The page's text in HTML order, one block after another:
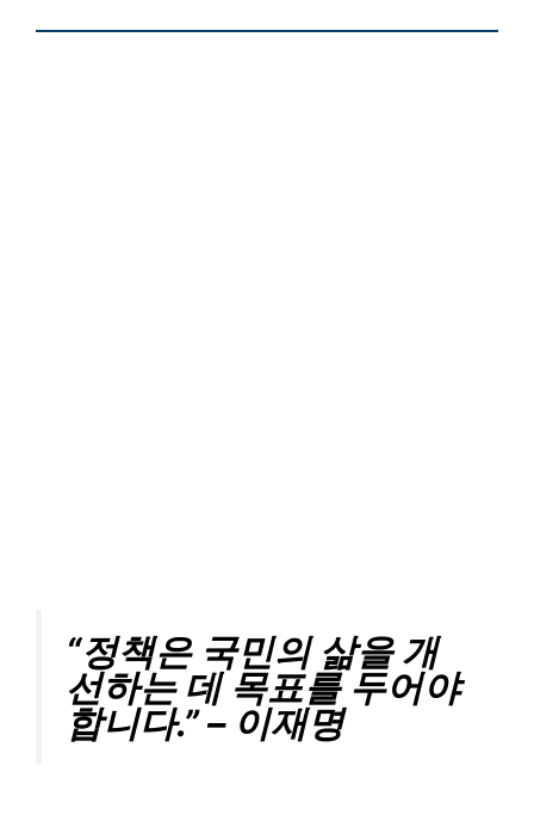
“정책은 국민의 삶을 개
선하는 데 목표를 두어야
합니다.” – 이재명